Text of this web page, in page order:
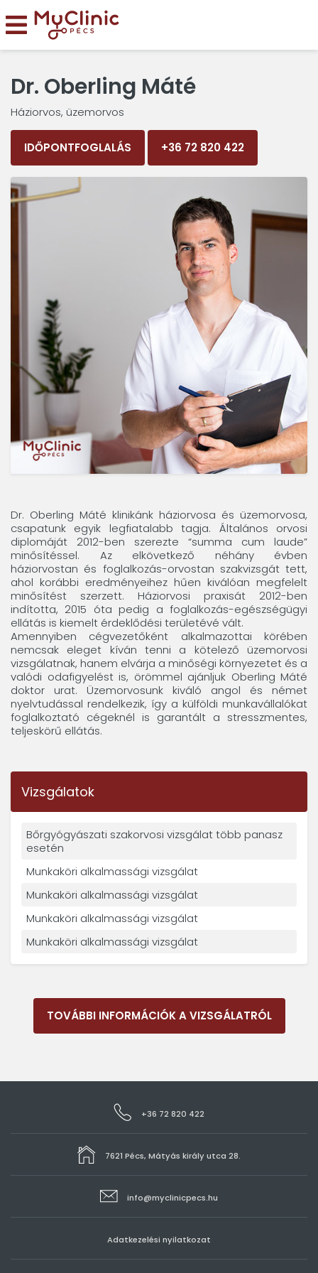
Dr. Oberling Máté
Háziorvos, üzemorvos
IDŐPONTFOGLALÁS +36 72 820 422
Dr. Oberling Máté klinikánk háziorvosa és üzemorvosa,
csapatunk egyik legfiatalabb tagja. Általános orvosi
diplomáját 2012-ben szerezte “summa cum laude”
minősítéssel. Az elkövetkező néhány évben
háziorvostan és foglalkozás-orvostan szakvizsgát tett,
ahol korábbi eredményeihez hűen kiválóan megfelelt
minősítést szerzett. Háziorvosi praxisát 2012-ben
indította, 2015 óta pedig a foglalkozás-egészségügyi
ellátás is kiemelt érdeklődési területévé vált.
Amennyiben cégvezetőként alkalmazottai körében
nemcsak eleget kíván tenni a kötelező üzemorvosi
vizsgálatnak, hanem elvárja a minőségi környezetet és a
valódi odafigyelést is, örömmel ajánljuk Oberling Máté
doktor urat. Üzemorvosunk kiváló angol és német
nyelvtudással rendelkezik, így a külföldi munkavállalókat
foglalkoztató cégeknél is garantált a stresszmentes,
teljeskörű ellátás.
Vizsgálatok
Bőrgyógyászati szakorvosi vizsgálat több panasz
esetén
Munkaköri alkalmassági vizsgálat
Munkaköri alkalmassági vizsgálat
Munkaköri alkalmassági vizsgálat
Munkaköri alkalmassági vizsgálat
TOVÁBBI INFORMÁCIÓK A VIZSGÁLATRÓL
+36 72 820 422
7621 Pécs, Mátyás király utca 28.
info@myclinicpecs.hu
Adatkezelési nyilatkozat